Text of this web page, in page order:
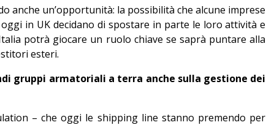
anche un’opportunità: la possibilità che alcune imprese
in UK decidano di spostare in parte le loro attività e
potrà giocare un ruolo chiave se saprà puntare alla
esteri.
gruppi armatoriali a terra anche sulla gestione dei
– che oggi le shipping line stanno premendo per